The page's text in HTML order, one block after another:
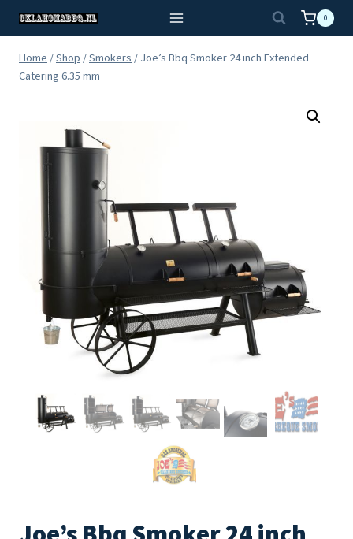
Doorgaan
inhoud
0
Home /Shop /Smokers / Joe’s Bbq Smoker 24 inch Extended
Catering 6.35 mm